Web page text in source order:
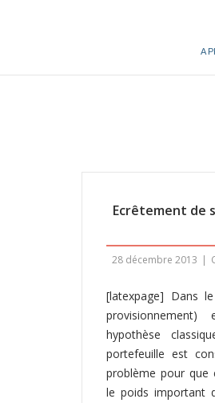
A
Ecrêtement de
28 décembre 2013
[latexpage] Dans
hypothèse
portefeuille est
problème pour que
le poids important